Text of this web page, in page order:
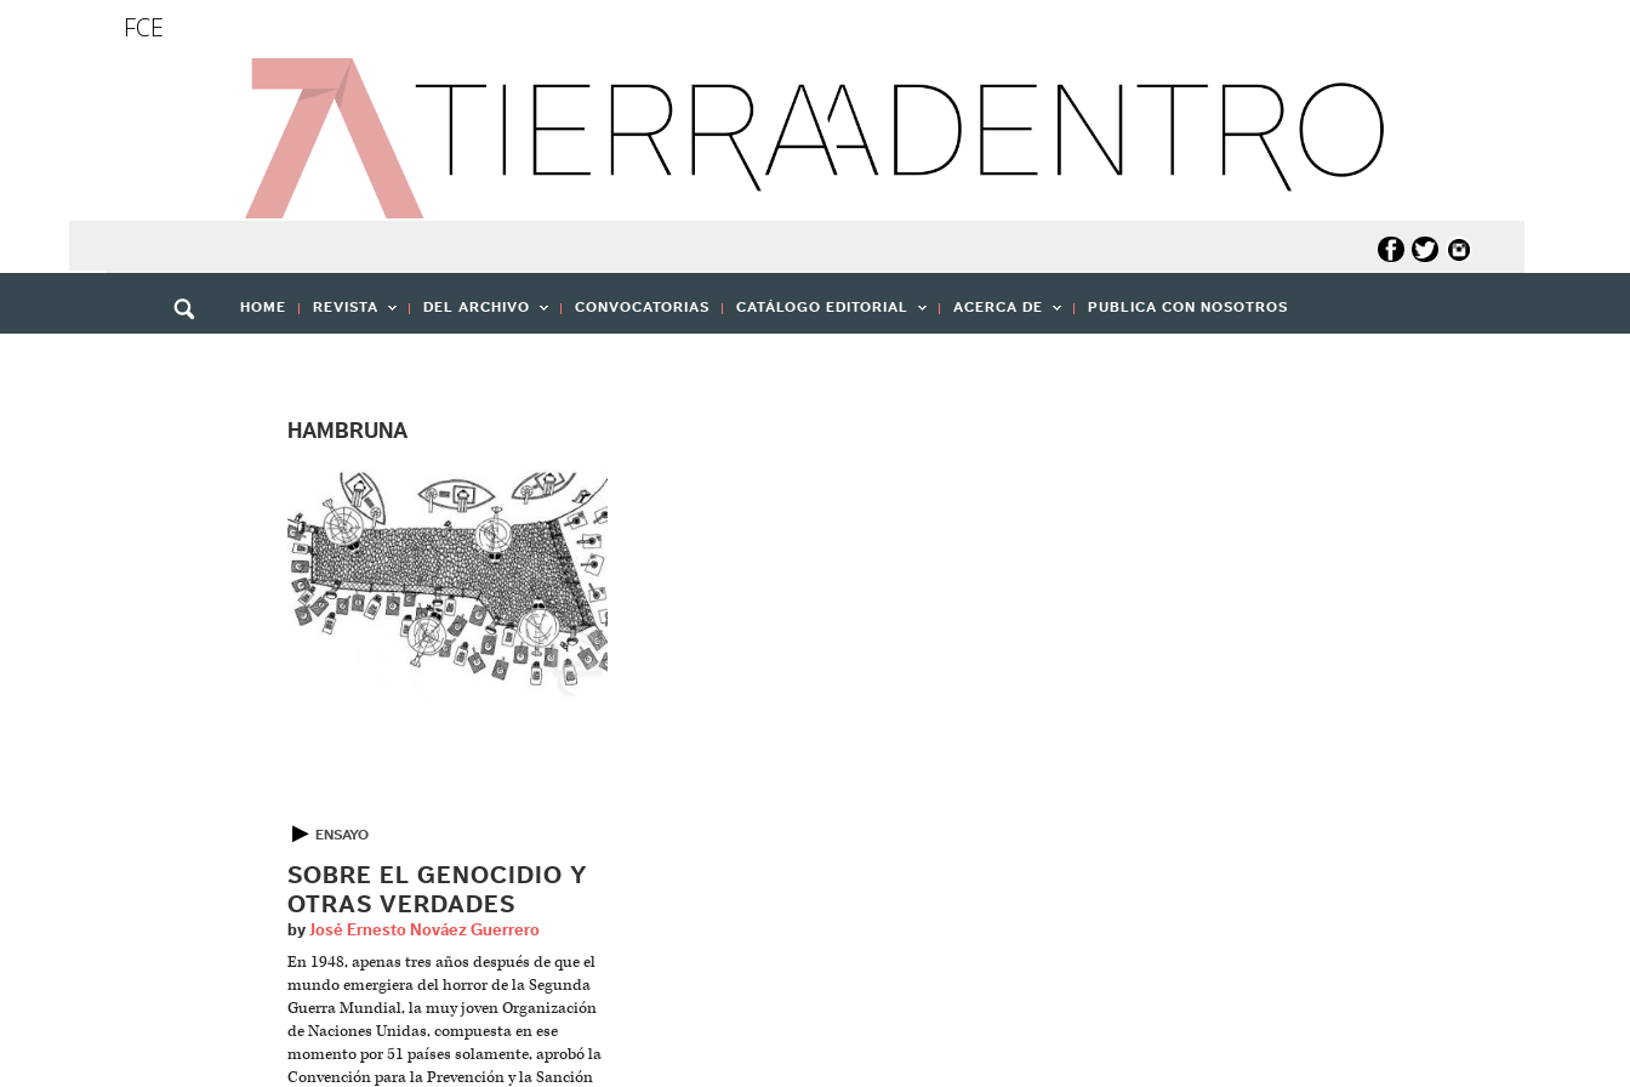
FCE
HOME REVISTA DEL ARCHIVO CONVOCATORIAS CATÁLOGO EDITORIAL ACERCA DE PUBLICA CON NOSOTROS
HAMBRUNA
▶ ENSAYO
SOBRE EL GENOCIDIO Y
OTRAS VERDADES
by José Ernesto Nováez Guerrero
En 1948, apenas tres años después de que el
mundo emergiera del horror de la Segunda
Guerra Mundial, la muy joven Organización
de Naciones Unidas, compuesta en ese
momento por 51 países solamente, aprobó la
Convención para la Prevención y la Sanción